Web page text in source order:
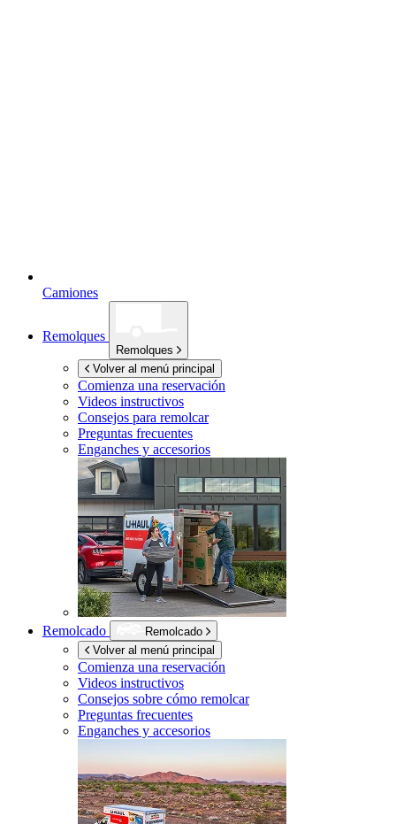
Camiones
Remolques
Remolques
Volver al menú principal
Comienza una reservación
Videos instructivos
Consejos para remolcar
Preguntas frecuentes
Enganches y accesorios
Remolcado
Remolcado
Volver al menú principal
Comienza una reservación
Videos instructivos
Consejos sobre cómo remolcar
Preguntas frecuentes
Enganches y accesorios